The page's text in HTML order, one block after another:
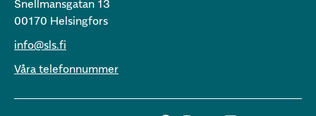
Snellmansgatan 13
00170 Helsingfors
info@sls.fi
Våra telefonnummer